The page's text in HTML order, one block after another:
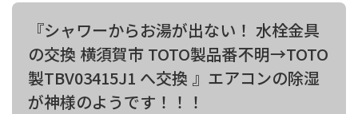
『シャワーからお湯が出ない！ 水栓金具
の交換 横須賀市 TOTO製品番不明→TOTO
製TBV03415J1 へ交換 』エアコンの除湿
が神様のようです！！！